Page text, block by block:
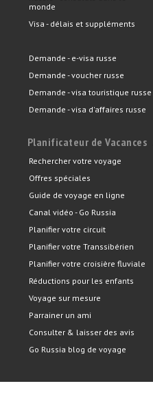
monde
Visa - délais et suppléments
Demande - e-visa russe
Demande - voucher russe
Demande - visa touristique russe
Demande - visa d'affaires russe
Planificateur de Vacances
Rechercher votre voyage
Offres spéciales
Guide de voyage en ligne
Canal vidéo - Go Russia
Planifier votre circuit
Planifier votre Transsibérien
Planifier votre croisière fluviale
Réductions pour les enfants
Voyage sur mesure
Parrainer un ami
Consulter & laisser des avis
Go Russia blog de voyage